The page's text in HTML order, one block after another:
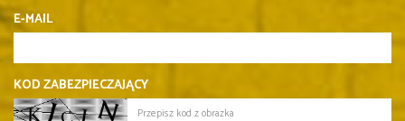
E-MAIL
KOD ZABEZPIECZAJĄCY